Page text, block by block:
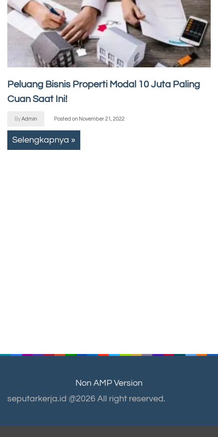
Peluang Bisnis Properti Modal 10 Juta Paling
Cuan Saat Ini!
ByAdmin Posted on November 21, 2022
Selengkapnya »
Non AMP Version
seputarkerja.id @2026 All right reserved.